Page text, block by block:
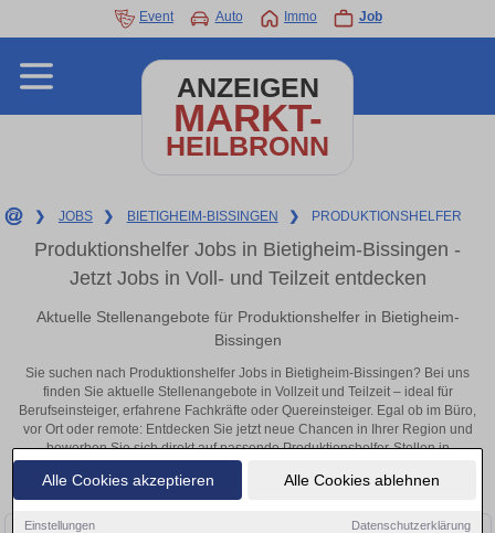
Alle Cookies akzeptieren Alle Cookies ablehnen
Einstellungen Datenschutzerklärung
Event Auto Immo Job
ANZEIGEN
MARKT-
HEILBRONN
❯ JOBS ❯ BIETIGHEIM-BISSINGEN ❯ PRODUKTIONSHELFER
Produktionshelfer Jobs in Bietigheim-Bissingen -
Jetzt Jobs in Voll- und Teilzeit entdecken
Aktuelle Stellenangebote für Produktionshelfer in Bietigheim-
Bissingen
Sie suchen nach Produktionshelfer Jobs in Bietigheim-Bissingen? Bei uns
finden Sie aktuelle Stellenangebote in Vollzeit und Teilzeit – ideal für
Berufseinsteiger, erfahrene Fachkräfte oder Quereinsteiger. Egal ob im Büro,
vor Ort oder remote: Entdecken Sie jetzt neue Chancen in Ihrer Region und
bewerben Sie sich direkt auf passende Produktionshelfer-Stellen in
Bietigheim-Bissingen!